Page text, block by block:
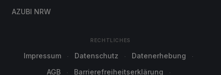
AZUBI NRW
RECHTLICHES
Impressum Datenschutz
Datenerhebung
AGB
Barrierefreiheitserklärung